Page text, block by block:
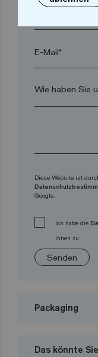
E-Mail*
Diese Website ist
Google.
Ich habe die
ihnen zu
Senden
Packaging
Das könnte